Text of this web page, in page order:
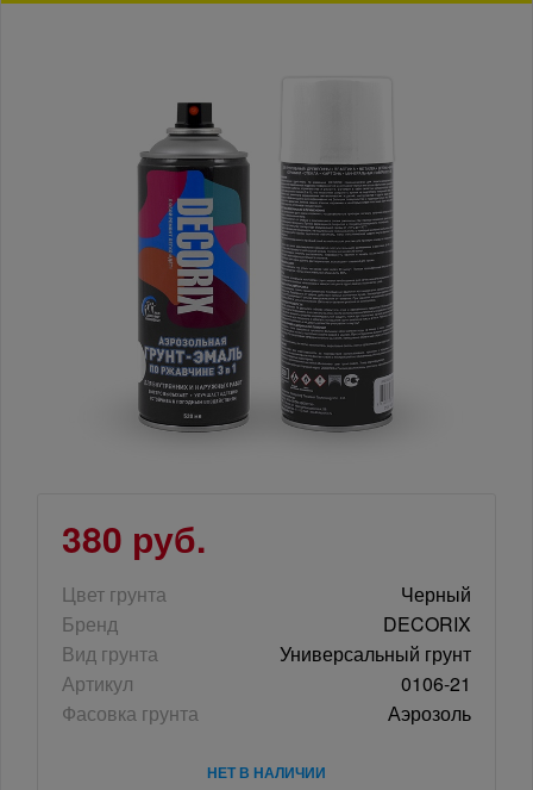
380 руб.
Цвет грунта
Черный
Бренд
DECORIX
Вид грунта
Универсальный грунт
Артикул
0106-21
Фасовка грунта
Аэрозоль
НЕТ В НАЛИЧИИ